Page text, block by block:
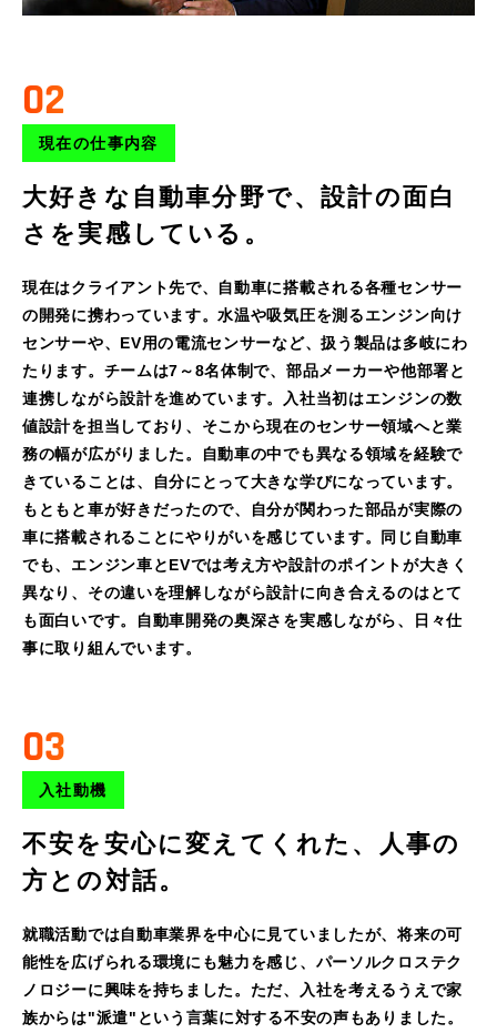
02
現在の仕事内容
大好きな自動車分野で、設計の面白
さを実感している。
現在はクライアント先で、自動車に搭載される各種センサー
の開発に携わっています。水温や吸気圧を測るエンジン向け
センサーや、EV用の電流センサーなど、扱う製品は多岐にわ
たります。チームは7～8名体制で、部品メーカーや他部署と
連携しながら設計を進めています。入社当初はエンジンの数
値設計を担当しており、そこから現在のセンサー領域へと業
務の幅が広がりました。自動車の中でも異なる領域を経験で
きていることは、自分にとって大きな学びになっています。
もともと車が好きだったので、自分が関わった部品が実際の
車に搭載されることにやりがいを感じています。同じ自動車
でも、エンジン車とEVでは考え方や設計のポイントが大きく
異なり、その違いを理解しながら設計に向き合えるのはとて
も面白いです。自動車開発の奥深さを実感しながら、日々仕
事に取り組んでいます。
03
入社動機
不安を安心に変えてくれた、人事の
方との対話。
就職活動では自動車業界を中心に見ていましたが、将来の可
能性を広げられる環境にも魅力を感じ、パーソルクロステク
ノロジーに興味を持ちました。ただ、入社を考えるうえで家
族からは"派遣"という言葉に対する不安の声もありました。